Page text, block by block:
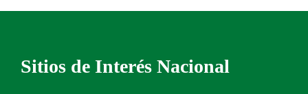
Sitios de Interés Nacional